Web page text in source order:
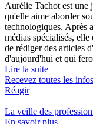
Aurélie Tachot est une
qu'elle aime aborder
technologiques. Après
médias spécialisés,
de rédiger des articles
d'aujourd'hui et qui
Lire la suite
Recevez toutes les
Réagir
La veille des
En savoir plus